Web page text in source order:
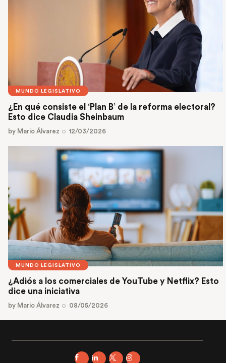
MUNDO LEGISLATIVO
¿En qué consiste el ‘Plan B’ de la reforma electoral?
Esto dice Claudia Sheinbaum
by Mario Álvarez 12/03/2026
MUNDO LEGISLATIVO
¿Adiós a los comerciales de YouTube y Netflix? Esto
dice una iniciativa
by Mario Álvarez 08/05/2026